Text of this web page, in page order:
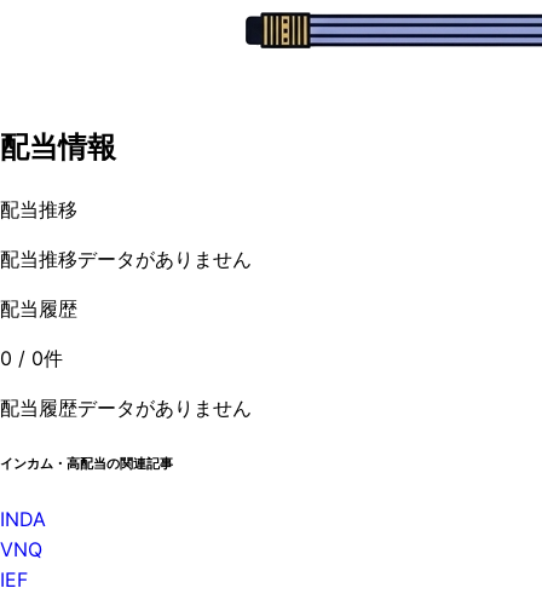
配当情報
配当推移
配当推移データがありません
配当履歴
0 / 0件
配当履歴データがありません
インカム・高配当の関連記事
INDA
VNQ
IEF